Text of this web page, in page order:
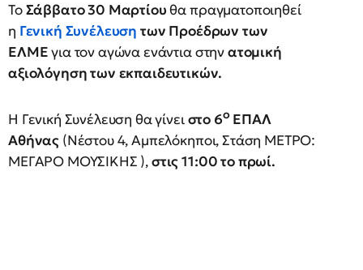
ΤοΣάββατο 30 Μαρτίουθα πραγματοποιηθεί
η Γενική Συνέλευση των Προέδρων των
ΕΛΜΕγια τον αγώνα ενάντια στηνατομική
αξιολόγηση των εκπαιδευτικών.
Η Γενική Συνέλευση θα γίνειστο 6οΕΠΑΛ
Αθήνας (Νέστου 4, Αμπελόκηποι, Στάση ΜΕΤΡΟ:
ΜΕΓΑΡΟ ΜΟΥΣΙΚΗΣ ),στις 11:00 το πρωί.